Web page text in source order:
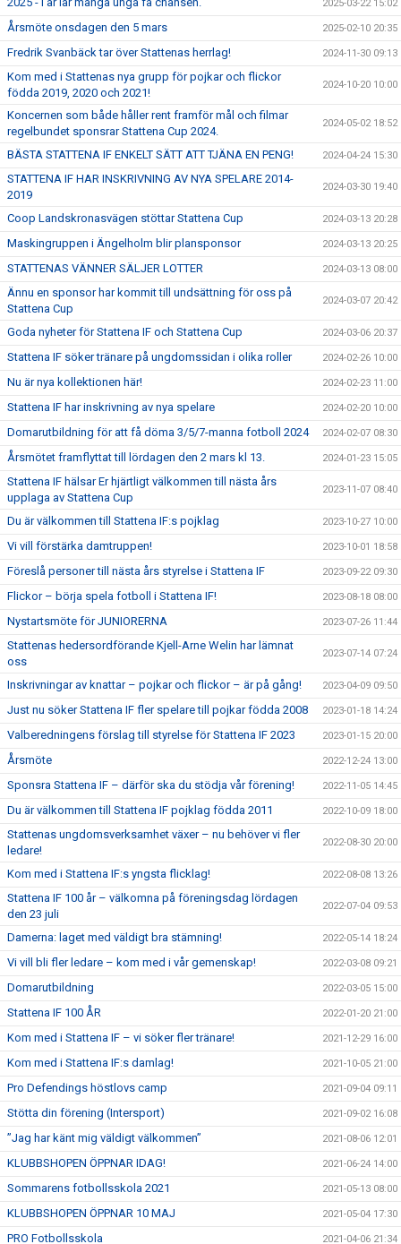
2025-03-22 15:02
Årsmöte onsdagen den 5 mars 2025-02-10 20:35
Fredrik Svanbäck tar över Stattenas herrlag! 2024-11-30 09:13
Kom med i Stattenas nya grupp för pojkar och flickor
födda 2019, 2020 och 2021!
2024-10-20 10:00
Koncernen som både håller rent framför mål och filmar
regelbundet sponsrar Stattena Cup 2024.
2024-05-02 18:52
BÄSTA STATTENA IF ENKELT SÄTT ATT TJÄNA EN PENG! 2024-04-24 15:30
STATTENA IF HAR INSKRIVNING AV NYA SPELARE 2014-
2019
2024-03-30 19:40
Coop Landskronasvägen stöttar Stattena Cup 2024-03-13 20:28
Maskingruppen i Ängelholm blir plansponsor 2024-03-13 20:25
STATTENAS VÄNNER SÄLJER LOTTER 2024-03-13 08:00
Ännu en sponsor har kommit till undsättning för oss på
Stattena Cup
2024-03-07 20:42
Goda nyheter för Stattena IF och Stattena Cup 2024-03-06 20:37
Stattena IF söker tränare på ungdomssidan i olika roller 2024-02-26 10:00
Nu är nya kollektionen här! 2024-02-23 11:00
Stattena IF har inskrivning av nya spelare 2024-02-20 10:00
Domarutbildning för att få döma 3/5/7-manna fotboll 2024 2024-02-07 08:30
Årsmötet framflyttat till lördagen den 2 mars kl 13. 2024-01-23 15:05
Stattena IF hälsar Er hjärtligt välkommen till nästa års
upplaga av Stattena Cup
2023-11-07 08:40
Du är välkommen till Stattena IF:s pojklag 2023-10-27 10:00
Vi vill förstärka damtruppen! 2023-10-01 18:58
Föreslå personer till nästa års styrelse i Stattena IF 2023-09-22 09:30
Flickor – börja spela fotboll i Stattena IF! 2023-08-18 08:00
Nystartsmöte för JUNIORERNA 2023-07-26 11:44
Stattenas hedersordförande Kjell-Arne Welin har lämnat
oss
2023-07-14 07:24
Inskrivningar av knattar – pojkar och flickor – är på gång! 2023-04-09 09:50
Just nu söker Stattena IF fler spelare till pojkar födda 2008 2023-01-18 14:24
Valberedningens förslag till styrelse för Stattena IF 2023 2023-01-15 20:00
Årsmöte 2022-12-24 13:00
Sponsra Stattena IF – därför ska du stödja vår förening! 2022-11-05 14:45
Du är välkommen till Stattena IF pojklag födda 2011 2022-10-09 18:00
Stattenas ungdomsverksamhet växer – nu behöver vi fler
ledare!
2022-08-30 20:00
Kom med i Stattena IF:s yngsta flicklag! 2022-08-08 13:26
Stattena IF 100 år – välkomna på föreningsdag lördagen
den 23 juli
2022-07-04 09:53
Damerna: laget med väldigt bra stämning! 2022-05-14 18:24
Vi vill bli fler ledare – kom med i vår gemenskap! 2022-03-08 09:21
Domarutbildning 2022-03-05 15:00
Stattena IF 100 ÅR 2022-01-20 21:00
Kom med i Stattena IF – vi söker fler tränare! 2021-12-29 16:00
Kom med i Stattena IF:s damlag! 2021-10-05 21:00
Pro Defendings höstlovs camp 2021-09-04 09:11
Stötta din förening (Intersport) 2021-09-02 16:08
”Jag har känt mig väldigt välkommen” 2021-08-06 12:01
KLUBBSHOPEN ÖPPNAR IDAG! 2021-06-24 14:00
Sommarens fotbollsskola 2021 2021-05-13 08:00
KLUBBSHOPEN ÖPPNAR 10 MAJ 2021-05-04 17:30
PRO Fotbollsskola 2021-04-06 21:34